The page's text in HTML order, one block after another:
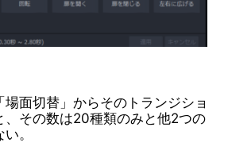
面切替」からそのトランジショ
、その数は20種類のみと他2つの
。